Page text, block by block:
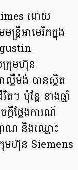
ដោយ
ត្រីអាមេរិកក្នុង
ក្រុមហ៊ុន
ល្លឺម៉ង់ បានស្ថិត
ប៉ុន្តែ ខាងឆ្មាំ
ដីថ្លែងការណ៍
ាណ និងឈ្មោះ
មហ៊ុន Siemens